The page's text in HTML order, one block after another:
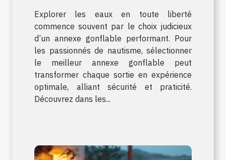
Explorer les eaux en toute liberté
commence souvent par le choix judicieux
d’un annexe gonflable performant. Pour
les passionnés de nautisme, sélectionner
le meilleur annexe gonflable peut
transformer chaque sortie en expérience
optimale, alliant sécurité et praticité.
Découvrez dans les...